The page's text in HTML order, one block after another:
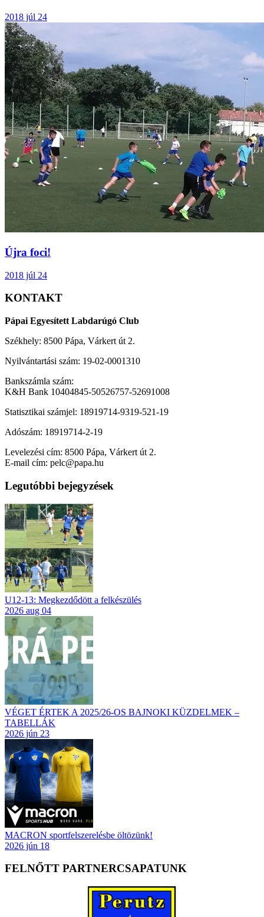
2018 júl 24
Újra foci!
2018 júl 24
KONTAKT
Pápai Egyesített Labdarúgó Club
Székhely: 8500 Pápa, Várkert út 2.
Nyilvántartási szám: 19-02-0001310
Bankszámla szám:
K&H Bank 10404845-50526757-52691008
Statisztikai számjel: 18919714-9319-521-19
Adószám: 18919714-2-19
Levelezési cím: 8500 Pápa, Várkert út 2.
E-mail cím: pelc@papa.hu
Legutóbbi bejegyzések
U12-13: Megkezdődött a felkészülés
2026 aug 04
VÉGET ÉRTEK A 2025/26-OS BAJNOKI KÜZDELMEK –
TABELLÁK
2026 jún 23
MACRON sportfelszerelésbe öltözünk!
2026 jún 18
FELNŐTT PARTNERCSAPATUNK